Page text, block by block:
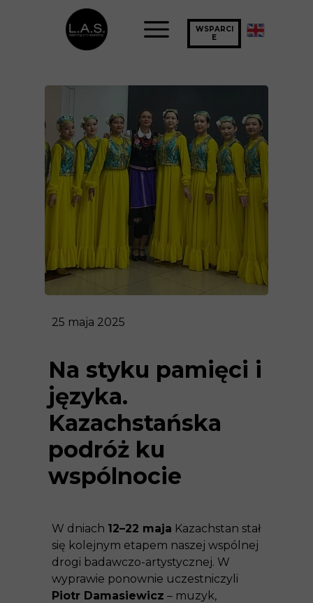
WSPARCI
E
25 maja 2025
Na styku pamięci i
języka.
Kazachstańska
podróż ku
wspólnocie
W dniach 12–22 maja Kazachstan stał
się kolejnym etapem naszej wspólnej
drogi badawczo-artystycznej. W
wyprawie ponownie uczestniczyli
Piotr Damasiewicz – muzyk,